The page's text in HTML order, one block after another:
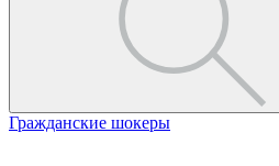
Гражданские шокеры